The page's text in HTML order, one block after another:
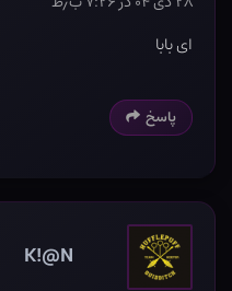
ای بابا
پاسخ
K!@N